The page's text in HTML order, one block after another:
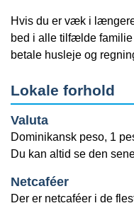
Hvis du er væk i
bed i alle tilfælde
betale husleje og
Lokale forhold
Valuta
Dominikansk peso, 1
Du kan altid se den
Netcaféer
Der er netcaféer i de